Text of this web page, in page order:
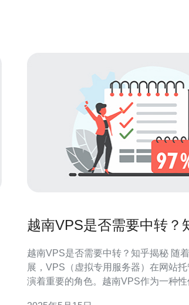
越南VPS是否需要中转？
越南VPS是否需要中转？知乎揭秘 随着互联网的快速发
展，VPS（虚拟专用服务器）在网站
演着重要的角色。越南VPS作为一种